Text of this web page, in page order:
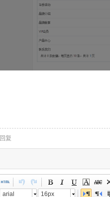
回复
arial 16px